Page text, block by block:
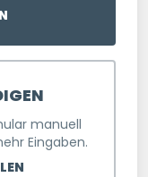
manuell
Eingaben.